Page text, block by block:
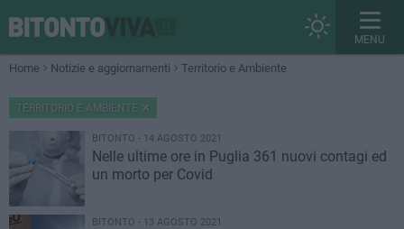
MENU
Home Notizie e aggiornamenti Territorio e Ambiente
TERRITORIO E AMBIENTE
BITONTO - 14 AGOSTO 2021
Nelle ultime ore in Puglia 361 nuovi contagi ed
un morto per Covid
BITONTO - 13 AGOSTO 2021